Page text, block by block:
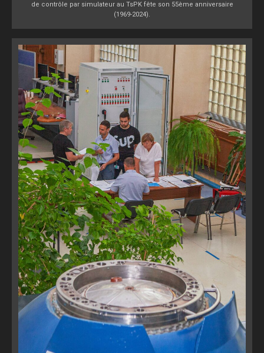
de contrôle par simulateur au TsPK fête son 55ème anniversaire
(1969-2024).